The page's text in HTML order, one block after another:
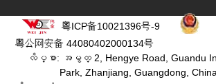
粤ICP备10021396号-9
粤公网安备 44080402000134号
လိပ္စာ: အမွတ္ 2, Hengye Road, Guandu
Park, Zhanjiang, Guangdong,